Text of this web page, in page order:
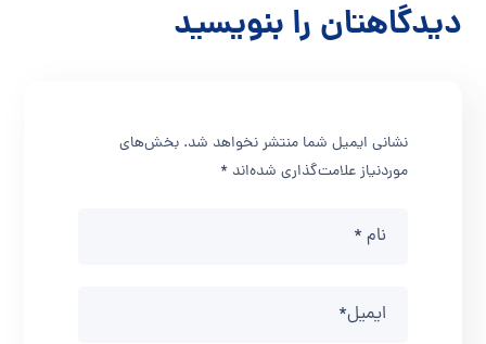
دیدگاهتان را بنویسید
نشانی ایمیل شما منتشر نخواهد شد. بخش‌های
موردنیاز علامت‌گذاری شده‌اند*